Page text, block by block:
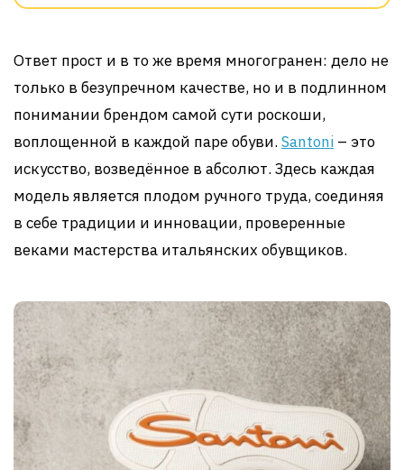
Ответ прост и в то же время многогранен: дело не
только в безупречном качестве, но и в подлинном
понимании брендом самой сути роскоши,
воплощенной в каждой паре обуви. Santoni – это
искусство, возведённое в абсолют. Здесь каждая
модель является плодом ручного труда, соединяя
в себе традиции и инновации, проверенные
веками мастерства итальянских обувщиков.